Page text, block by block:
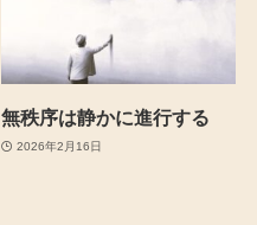
無秩序は静かに進行する
2026年2月16日